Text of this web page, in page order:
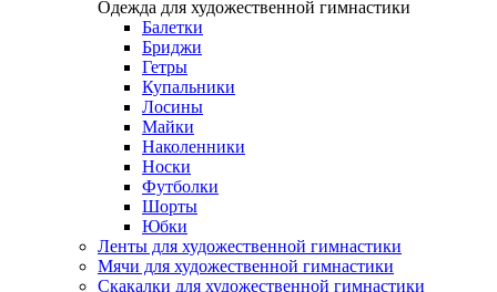
Одежда для художественной гимнастики
Балетки
Бриджи
Гетры
Купальники
Лосины
Майки
Наколенники
Носки
Футболки
Шорты
Юбки
Ленты для художественной гимнастики
Мячи для художественной гимнастики
Скакалки для художественной гимнастики